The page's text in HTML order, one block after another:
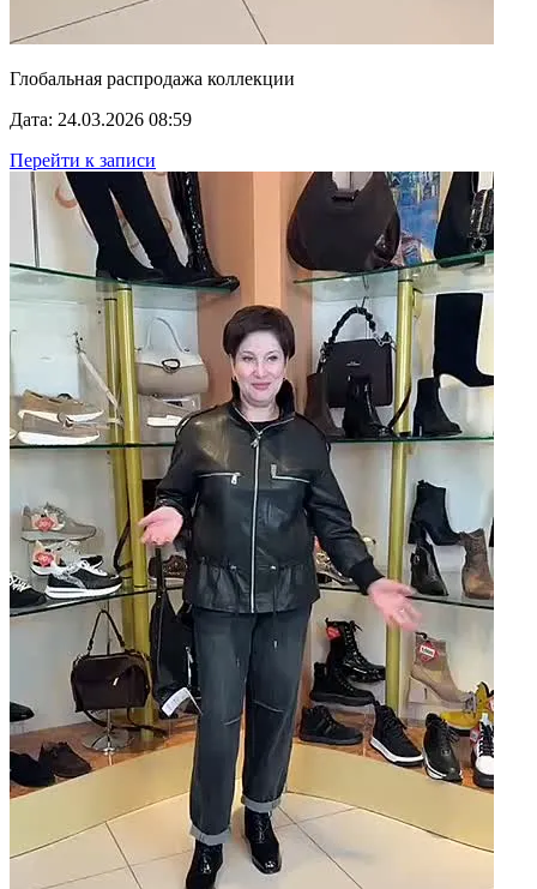
Глобальная распродажа коллекции
Дата: 24.03.2026 08:59
Перейти к записи